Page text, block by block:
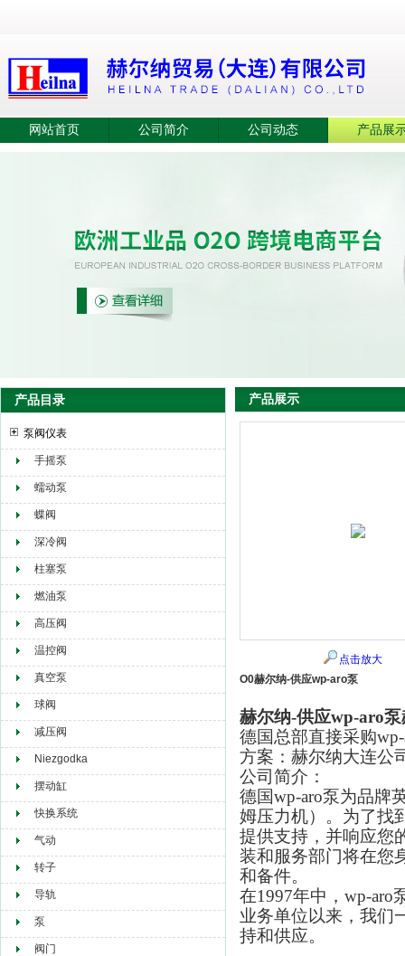
赫尔纳贸易（大连）有限公司
网站首页 公司简介 公司动态 产品展
产品目录
泵阀仪表
手摇泵
蠕动泵
蝶阀
深冷阀
柱塞泵
燃油泵
高压阀
温控阀
真空泵
球阀
减压阀
Niezgodka
摆动缸
快换系统
气动
转子
导轨
泵
阀门
产品展示
点击放大
O0赫尔纳-供应wp-aro泵
赫尔纳-供应wp-aro泵
德国总部直接采购
方案：赫尔纳大连公
公司简介：
德国wp-aro泵为品牌
姆压力机）。为了找
提供支持，并响应您
装和服务部门将在您
和备件。
在1997年中，wp-aro
业务单位以来，我们
持和供应。